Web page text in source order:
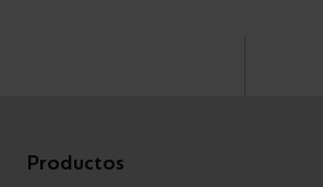
Productos